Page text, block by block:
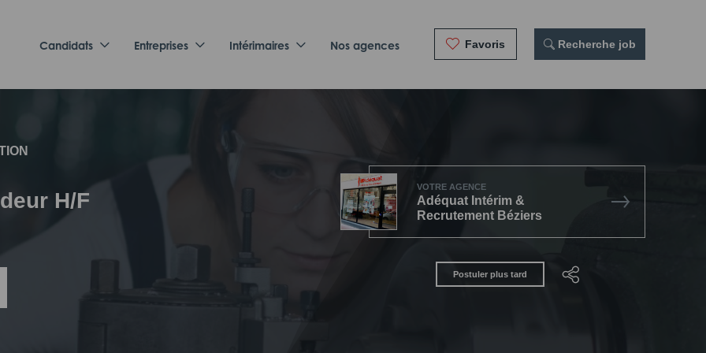
Candidats Entreprises Intérimaires Nos agences Favoris Recherche job
H/F
VOTRE AGENCE
Adéquat Intérim &
Recrutement Béziers
Postuler plus tard